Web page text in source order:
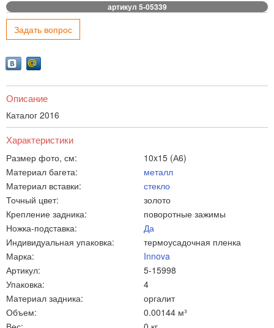
артикул 5-05339
Задать вопрос
Описание
Каталог 2016
Характеристики
Размер фото, см:
10x15 (А6)
Материал багета:
металл
Материал вставки:
стекло
Точный цвет:
золото
Крепление задника:
поворотные зажимы
Ножка-подставка:
Да
Индивидуальная упаковка:
термоусадочная пленка
Марка:
Innova
Артикул:
5-15998
Упаковка:
4
Материал задника:
оргалит
Объем:
0.00144 м³